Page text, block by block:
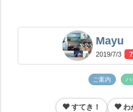
Mayu
2019/7/3
ご案内
すてき！ わ